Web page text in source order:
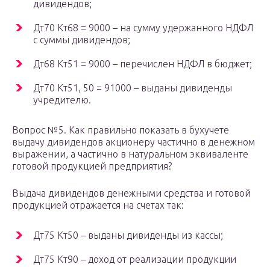
дивидендов;
Дт70 Кт68 = 9000 – на сумму удержанного НДФЛ
с суммы дивидендов;
Дт68 Кт51 = 9000 – перечислен НДФЛ в бюджет;
Дт70 Кт51, 50 = 91000 – выданы дивиденды
учредителю.
Вопрос №5. Как правильно показать в бухучете
выдачу дивидендов акционеру частично в денежном
выражении, а частично в натуральном эквиваленте
готовой продукцией предприятия?
Выдача дивидендов денежными средства и готовой
продукцией отражается на счетах так:
Дт75 Кт50 – выданы дивиденды из кассы;
Дт75 Кт90 – доход от реализации продукции